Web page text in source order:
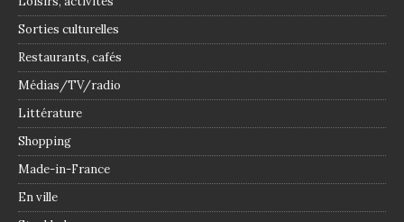
Sorties culturelles
Restaurants, cafés
Médias/TV/radio
Littérature
Shopping
Made-in-France
En ville